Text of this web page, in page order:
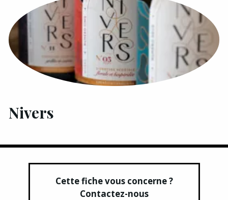
Nivers
Cette fiche vous concerne ?
Contactez-nous